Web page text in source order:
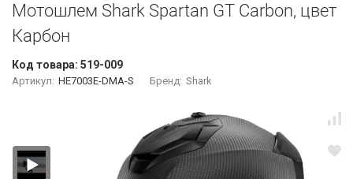
Мотошлем Shark Spartan GT Carbon, цвет
Карбон
Код товара: 519-009
Артикул: HE7003E-DMA-S Бренд: Shark